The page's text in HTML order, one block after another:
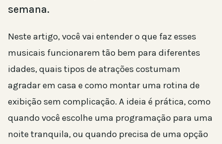
semana.
Neste artigo, você vai entender o que faz esses
musicais funcionarem tão bem para diferentes
idades, quais tipos de atrações costumam
agradar em casa e como montar uma rotina de
exibição sem complicação. A ideia é prática, como
quando você escolhe uma programação para uma
noite tranquila, ou quando precisa de uma opção